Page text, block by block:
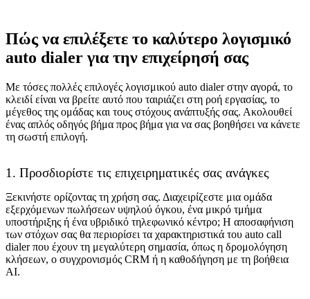
Πώς να επιλέξετε το καλύτερο λογισμικό
auto dialer για την επιχείρησή σας
Με τόσες πολλές επιλογές λογισμικού auto dialer στην αγορά, το
κλειδί είναι να βρείτε αυτό που ταιριάζει στη ροή εργασίας, το
μέγεθος της ομάδας και τους στόχους ανάπτυξής σας. Ακολουθεί
ένας απλός οδηγός βήμα προς βήμα για να σας βοηθήσει να κάνετε
τη σωστή επιλογή.
1. Προσδιορίστε τις επιχειρηματικές σας ανάγκες
Ξεκινήστε ορίζοντας τη χρήση σας. Διαχειρίζεστε μια ομάδα
εξερχόμενων πωλήσεων υψηλού όγκου, ένα μικρό τμήμα
υποστήριξης ή ένα υβριδικό τηλεφωνικό κέντρο; Η αποσαφήνιση
των στόχων σας θα περιορίσει τα χαρακτηριστικά του auto call
dialer που έχουν τη μεγαλύτερη σημασία, όπως η δρομολόγηση
κλήσεων, ο συγχρονισμός CRM ή η καθοδήγηση με τη βοήθεια
AI.